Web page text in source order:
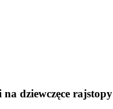
dziewczęce rajstopy